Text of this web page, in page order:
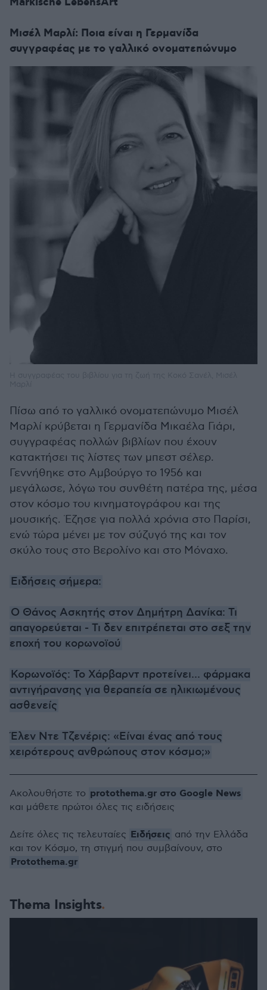
Μισέλ Μαρλί: Ποια είναι η Γερμανίδα
συγγραφέας με το γαλλικό ονοματεπώνυμο
Πίσω από το γαλλικό ονοματεπώνυμο Μισέλ
Μαρλί κρύβεται η Γερμανίδα Μικαέλα Γιάρι,
συγγραφέας πολλών βιβλίων που έχουν
κατακτήσει τις λίστες των μπεστ σέλερ.
Γεννήθηκε στο Αμβούργο το 1956 και
μεγάλωσε, λόγω του συνθέτη πατέρα της, μέσα
στον κόσμο του κινηματογράφου και της
μουσικής. Έζησε για πολλά χρόνια στο Παρίσι,
ενώ τώρα μένει με τον σύζυγό της και τον
σκύλο τους στο Βερολίνο και στο Μόναχο.
Ειδήσεις σήμερα:
Ο Θάνος Ασκητής στον Δημήτρη Δανίκα: Τι
απαγορεύεται - Τι δεν επιτρέπεται στο σεξ την
εποχή του κορωνοϊού
Κορωνοϊός: To Χάρβαρντ προτείνει... φάρμακα
αντιγήρανσης για θεραπεία σε ηλικιωμένους
ασθενείς
Έλεν Ντε Τζενέρις: «Είναι ένας από τους
χειρότερους ανθρώπους στον κόσμο;»
Thema Insights
Ακολουθήστε το protothema.gr στο Google News
και μάθετε πρώτοι όλες τις ειδήσεις
Δείτε όλες τις τελευταίες Ειδήσεις από την Ελλάδα
και τον Κόσμο, τη στιγμή που συμβαίνουν, στο
Protothema.gr